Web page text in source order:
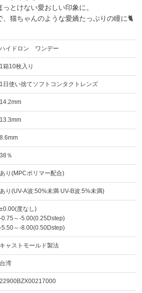
とけない愛おしい印象に。
猫ちゃんのような愛嬌たっぷりの瞳に🐈
ハイドロン ワンデー
1箱10枚入り
1日使い捨てソフトコンタクトレンズ
14.2mm
13.3mm
8.6mm
38％
あり(MPCポリマー配合)
あり(UV-A波:50%未満 UV-B波:5%未満)
±0.00(度なし)
-0.75～-5.00(0.25Dstep)
-5.50～-8.00(0.50Dstep)
キャストモールド製法
台湾
22900BZX00217000